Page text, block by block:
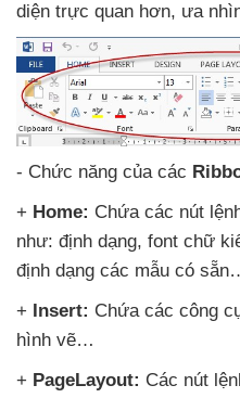
diện trực quan hơn, ưa
- Chức năng của các
+ Home: Chứa các nút
như: định dạng, font chữ
định dạng các mẫu có
+
Insert: Chứa các công
hình vẽ…
+ PageLayout: Các nút